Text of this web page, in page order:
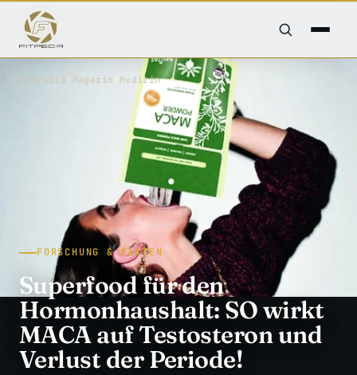
FitPedia Magazin Medizin
FORSCHUNG & FAKTEN
Superfood für den
Hormonhaushalt: SO wirkt
MACA auf Testosteron und
Verlust der Periode!